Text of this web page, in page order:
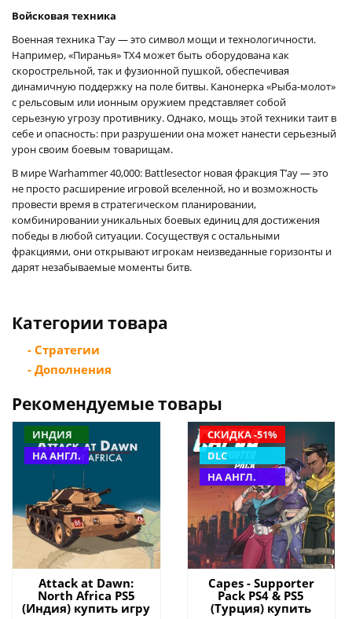
Войсковая техника
Военная техника Т’ау — это символ мощи и технологичности.
Например, «Пиранья» TX4 может быть оборудована как
скорострельной, так и фузионной пушкой, обеспечивая
динамичную поддержку на поле битвы. Канонерка «Рыба-молот»
с рельсовым или ионным оружием представляет собой
серьезную угрозу противнику. Однако, мощь этой техники таит в
себе и опасность: при разрушении она может нанести серьезный
урон своим боевым товарищам.
В мире Warhammer 40,000: Battlesector новая фракция Т’ау — это
не просто расширение игровой вселенной, но и возможность
провести время в стратегическом планировании,
комбинировании уникальных боевых единиц для достижения
победы в любой ситуации. Сосуществуя с остальными
фракциями, они открывают игрокам неизведанные горизонты и
дарят незабываемые моменты битв.
Категории товара
- Стратегии
- Дополнения
Рекомендуемые товары
ИНДИЯ
НА АНГЛ.
Attack at Dawn:
North Africa PS5
(Индия) купить игру
СКИДКА -51%
DLC
НА АНГЛ.
Capes - Supporter
Pack PS4 & PS5
(Турция) купить